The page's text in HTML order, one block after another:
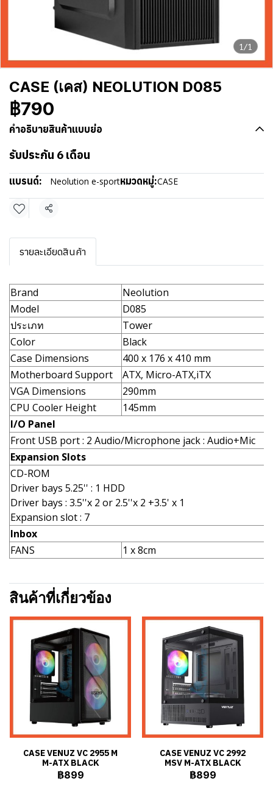
1/1
CASE (เคส) NEOLUTION D085
฿790
คำอธิบายสินค้าแบบย่อ
รับประกัน 6 เดือน
แบรนด์: Neolution e-sportหมวดหมู่:CASE
แชร์
รายละเอียดสินค้า
Brand
Neolution
Model
D085
ประเภท
Tower
Color
Black
Case Dimensions
400 x 176 x 410 mm
Motherboard Support
ATX, Micro-ATX,iTX
VGA Dimensions
290mm
CPU Cooler Height
145mm
I/O Panel
Front USB port : 2 Audio/Microphone jack : Audio+Mic
Expansion Slots
CD-ROM
Driver bays 5.25'' : 1 HDD
Driver bays : 3.5''x 2 or 2.5''x 2 +3.5' x 1
Expansion slot : 7
Inbox
FANS
1 x 8cm
สินค้าที่เกี่ยวข้อง
CASE VENUZ VC 2955 M
M-ATX BLACK
฿899
CASE VENUZ VC 2992
MSV M-ATX BLACK
฿899